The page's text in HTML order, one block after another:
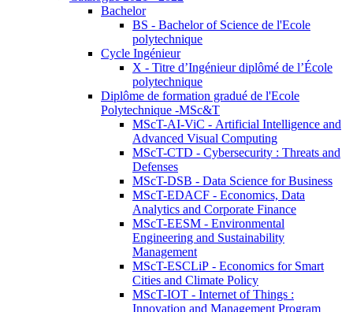
Bachelor
BS - Bachelor of Science de l'Ecole
polytechnique
Cycle Ingénieur
X - Titre d’Ingénieur diplômé de l’École
polytechnique
Diplôme de formation gradué de l'Ecole
Polytechnique -MSc&T
MScT-AI-ViC - Artificial Intelligence and
Advanced Visual Computing
MScT-CTD - Cybersecurity : Threats and
Defenses
MScT-DSB - Data Science for Business
MScT-EDACF - Economics, Data
Analytics and Corporate Finance
MScT-EESM - Environmental
Engineering and Sustainability
Management
MScT-ESCLiP - Economics for Smart
Cities and Climate Policy
MScT-IOT - Internet of Things :
Innovation and Management Program